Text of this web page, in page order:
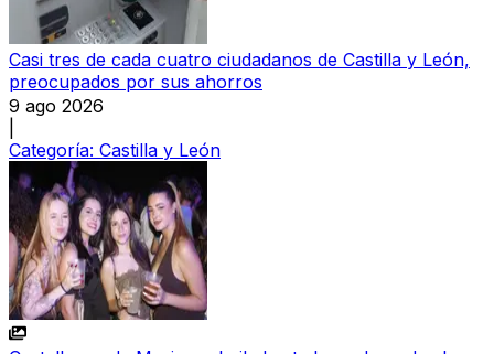
Casi tres de cada cuatro ciudadanos de Castilla y León,
preocupados por sus ahorros
9 ago 2026
Categoría: Castilla y León